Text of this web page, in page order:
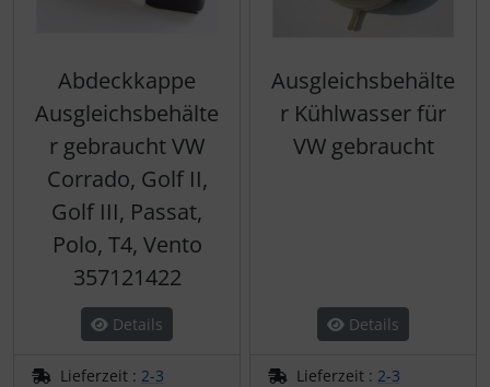
Abdeckkappe
Ausgleichsbehälte
r gebraucht VW
Corrado, Golf II,
Golf III, Passat,
Polo, T4, Vento
357121422
Details
Lieferzeit : 2-3
Ausgleichsbehälte
r Kühlwasser für
VW gebraucht
Details
Lieferzeit : 2-3